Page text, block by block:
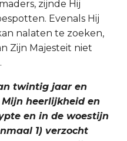
zijnde Hij
Evenals Hij
nalaten te zoeken,
Zijn Majesteit niet
twintig jaar en
heerlijkheid en
en in de woestijn
1) verzocht